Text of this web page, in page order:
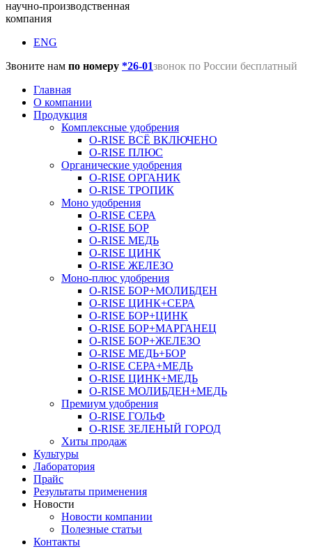
научно-производственная
компания
ENG
Звоните нам по номеру *26-01звонок по России бесплатный
Главная
О компании
Продукция
Комплексные удобрения
O-RISE ВСЁ ВКЛЮЧЕНО
O-RISE ПЛЮС
Органические удобрения
O-RISE ОРГАНИК
O-RISE ТРОПИК
Моно удобрения
O-RISE СЕРА
O-RISE БОР
O-RISE МЕДЬ
O-RISE ЦИНК
O-RISE ЖЕЛЕЗО
Моно-плюс удобрения
O-RISE БОР+МОЛИБДЕН
O-RISE ЦИНК+СЕРА
O-RISE БОР+ЦИНК
O-RISE БОР+МАРГАНЕЦ
O-RISE БОР+ЖЕЛЕЗО
O-RISE МЕДЬ+БОР
O-RISE СЕРА+МЕДЬ
O-RISE ЦИНК+МЕДЬ
O-RISE МОЛИБДЕН+МЕДЬ
Премиум удобрения
O-RISE ГОЛЬФ
O-RISE ЗЕЛЕНЫЙ ГОРОД
Хиты продаж
Культуры
Лаборатория
Прайс
Результаты применения
Новости
Новости компании
Полезные статьи
Контакты